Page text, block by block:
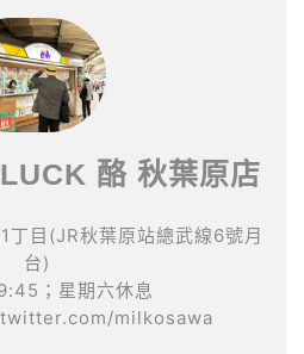
酪 秋葉原店
丁目(JR秋葉原站總武線6號月
台)
；星期六休息
milkosawa